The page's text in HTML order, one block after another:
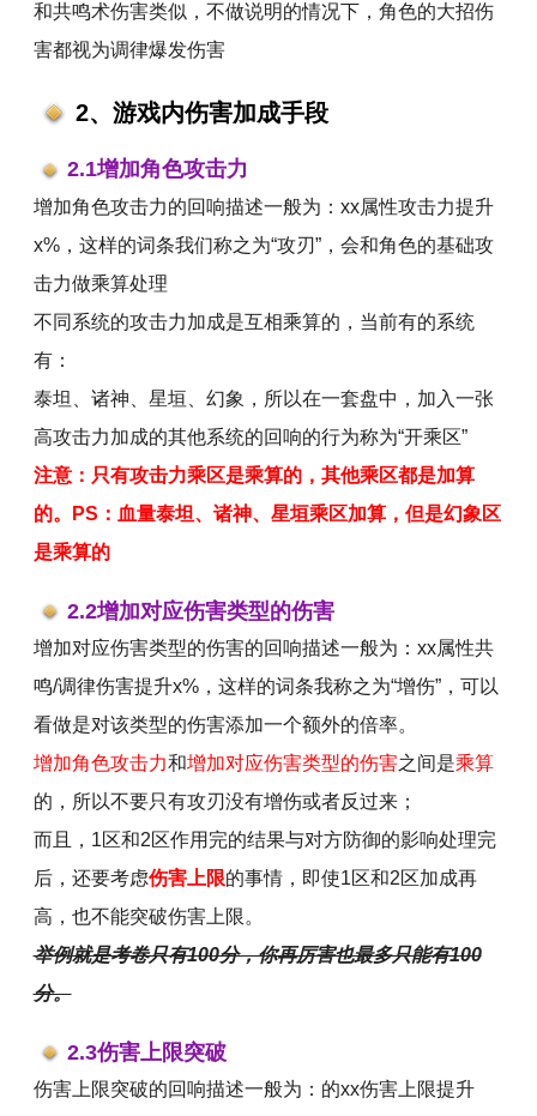
和共鸣术伤害类似，不做说明的情况下，角色的大招伤
害都视为调律爆发伤害
2、游戏内伤害加成手段
2.1增加角色攻击力
增加角色攻击力的回响描述一般为：xx属性攻击力提升
x%，这样的词条我们称之为“攻刃”，会和角色的基础攻
击力做乘算处理
不同系统的攻击力加成是互相乘算的，当前有的系统
有：
泰坦、诸神、星垣、幻象，所以在一套盘中，加入一张
高攻击力加成的其他系统的回响的行为称为“开乘区”
注意：只有攻击力乘区是乘算的，其他乘区都是加算
的。PS：血量泰坦、诸神、星垣乘区加算，但是幻象区
是乘算的
2.2增加对应伤害类型的伤害
增加对应伤害类型的伤害的回响描述一般为：xx属性共
鸣/调律伤害提升x%，这样的词条我称之为“增伤”，可以
看做是对该类型的伤害添加一个额外的倍率。
增加角色攻击力和增加对应伤害类型的伤害之间是乘算
的，所以不要只有攻刃没有增伤或者反过来；
而且，1区和2区作用完的结果与对方防御的影响处理完
后，还要考虑伤害上限的事情，即使1区和2区加成再
高，也不能突破伤害上限。
举例就是考卷只有100分，你再厉害也最多只能有100
分。
2.3伤害上限突破
伤害上限突破的回响描述一般为：的xx伤害上限提升